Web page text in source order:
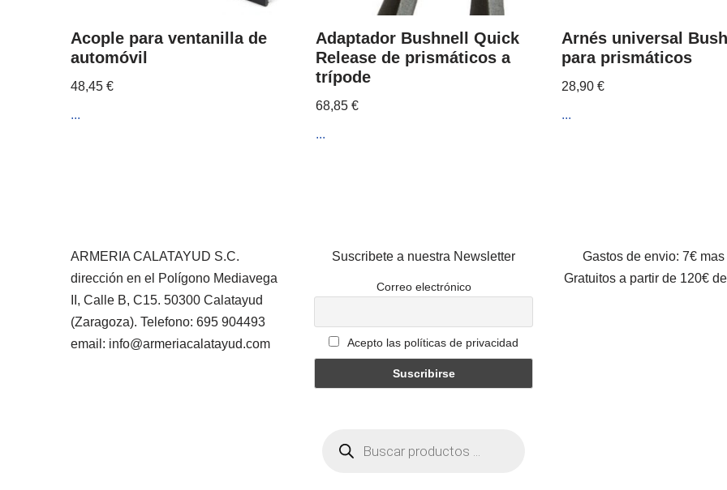
Acople para ventanilla de
automóvil
48,45 €
...
Adaptador Bushnell Quick
Release de prismáticos a
trípode
68,85€
...
Arnés universal
para prismáticos
28,90 €
...
ARMERIA CALATAYUD S.C.
dirección en el Polígono Mediavega
II, Calle B, C15. 50300 Calatayud
(Zaragoza). Telefono: 695 904493
email: info@armeriacalatayud.com
Suscribete a nuestra Newsletter
Correo electrónico
Acepto las políticas de privacidad
Gastos de envio: 7€ mas
Gratuitos a partir de 120€